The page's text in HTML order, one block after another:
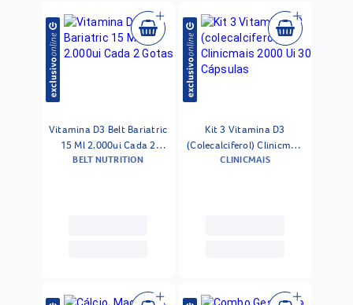
Vitamina D3 Belt Bariatric
15 Ml 2.000ui Cada 2
Gotas
BELT NUTRITION
Kit 3 Vitamina D3
(Colecalciferol) Clinicmais
2000 Ui 30 Cápsulas
CLINICMAIS